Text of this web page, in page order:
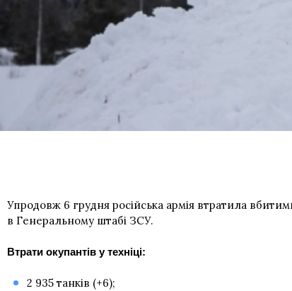
Упродовж 6 грудня російська армія втратила
в Генеральному штабі ЗСУ.
Втрати окупантів у техніці:
2 935 танків (+6);